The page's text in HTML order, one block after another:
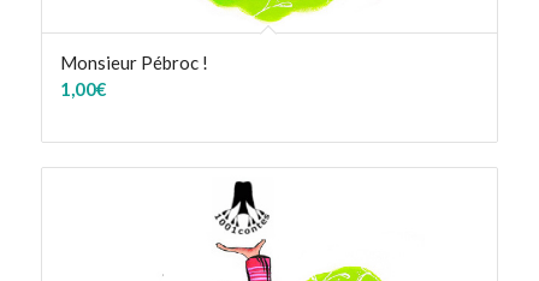
Monsieur Pébroc !
1,00€